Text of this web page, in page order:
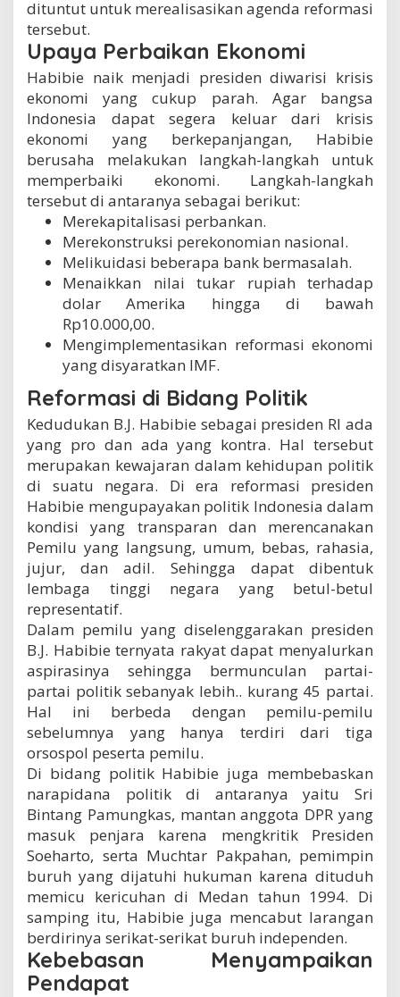
dituntut untuk merealisasikan agenda reformasi
tersebut.
Upaya Perbaikan Ekonomi
Habibie naik menjadi presiden diwarisi krisis
ekonomi yang cukup parah. Agar bangsa
Indonesia dapat segera keluar dari krisis
ekonomi yang berkepanjangan, Habibie
berusaha melakukan langkah-langkah untuk
memperbaiki ekonomi. Langkah-langkah
tersebut di antaranya sebagai berikut:
Merekapitalisasi perbankan.
Merekonstruksi perekonomian nasional.
Melikuidasi beberapa bank bermasalah.
Menaikkan nilai tukar rupiah terhadap
dolar Amerika hingga di bawah
Rp10.000,00.
Mengimplementasikan reformasi ekonomi
yang disyaratkan IMF.
Reformasi di Bidang Politik
Kedudukan B.J. Habibie sebagai presiden RI ada
yang pro dan ada yang kontra. Hal tersebut
merupakan kewajaran dalam kehidupan politik
di suatu negara. Di era reformasi presiden
Habibie mengupayakan politik Indonesia dalam
kondisi yang transparan dan merencanakan
Pemilu yang langsung, umum, bebas, rahasia,
jujur, dan adil. Sehingga dapat dibentuk
lembaga tinggi negara yang betul-betul
representatif.
Dalam pemilu yang diselenggarakan presiden
B.J. Habibie ternyata rakyat dapat menyalurkan
aspirasinya sehingga bermunculan partai-
partai politik sebanyak lebih.. kurang 45 partai.
Hal ini berbeda dengan pemilu-pemilu
sebelumnya yang hanya terdiri dari tiga
orsospol peserta pemilu.
Di bidang politik Habibie juga membebaskan
narapidana politik di antaranya yaitu Sri
Bintang Pamungkas, mantan anggota DPR yang
masuk penjara karena mengkritik Presiden
Soeharto, serta Muchtar Pakpahan, pemimpin
buruh yang dijatuhi hukuman karena dituduh
memicu kericuhan di Medan tahun 1994. Di
samping itu, Habibie juga mencabut larangan
berdirinya serikat-serikat buruh independen.
Kebebasan Menyampaikan
Pendapat